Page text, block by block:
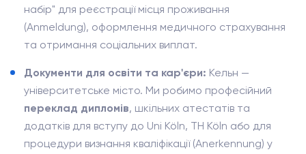
набір" для реєстрації місця проживання
(Anmeldung), оформлення медичного страхування
та отримання соціальних виплат.
Документи для освіти та кар'єри: Кельн —
університетське місто. Ми робимо професійний
переклад дипломів, шкільних атестатів та
додатків для вступу до Uni Köln, TH Köln або для
процедури визнання кваліфікації (Anerkennung) у